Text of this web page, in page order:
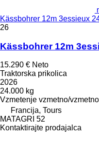
Kässbohrer 12m 3essieux
26
Kässbohrer 12m
15.290 € Neto
Traktorska prikolica
2026
24.000 kg
Vzmetenje vzmetno/vzmetno
Francija, Tours
MATAGRI 52
Kontaktirajte prodajalca